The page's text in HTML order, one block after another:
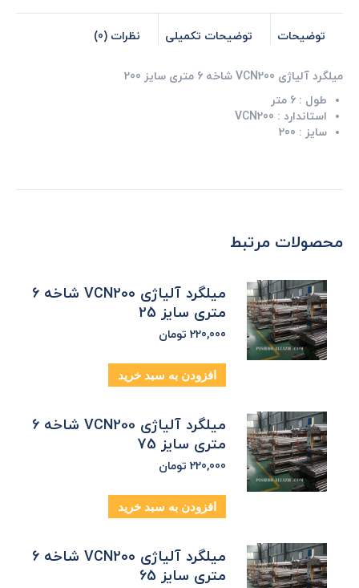
توضیحات توضیحات تکمیلی نظرات (0)
میلگرد آلیاژی VCN200 شاخه 6 متری سایز 200
طول : 6 متر
استاندارد : VCN200
سایز : 200
محصولات مرتبط
میلگرد آلیاژی VCN200 شاخه 6
متری سایز 25
220,000 تومان
افزودن به سبد خرید
میلگرد آلیاژی VCN200 شاخه 6
متری سایز 75
220,000 تومان
افزودن به سبد خرید
میلگرد آلیاژی VCN200 شاخه 6
متری سایز 65